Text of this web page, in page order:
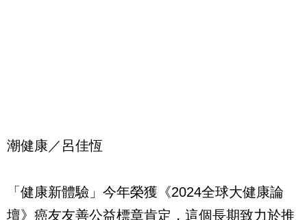
潮健康／呂佳恆
「健康新體驗」今年榮獲《2024全球大健康論
壇》癌友友善公益標章肯定，這個長期致力於推